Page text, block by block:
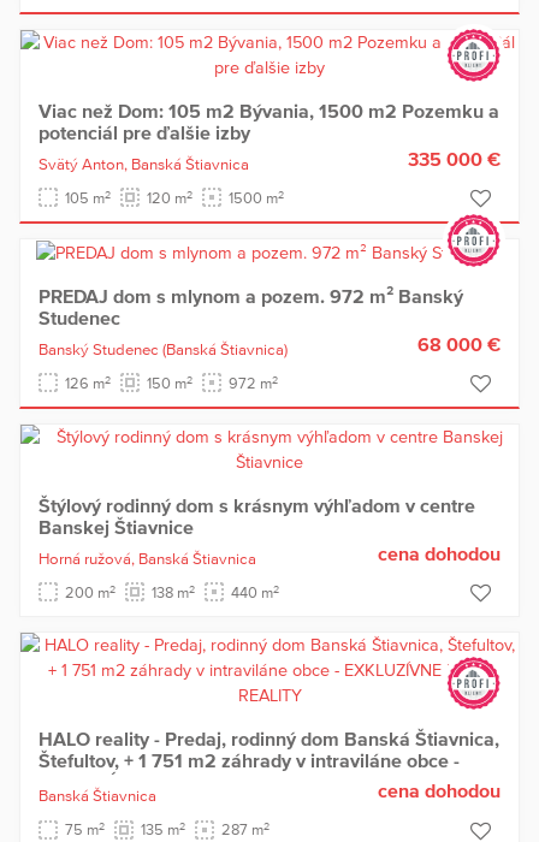
Viac než Dom: 105 m2 Bývania, 1500 m2 Pozemku a
potenciál pre ďalšie izby
Svätý Anton, Banská Štiavnica
105 m2 120 m2 1500 m2
335 000 €
PREDAJ dom s mlynom a pozem. 972 m² Banský
Studenec
Banský Studenec (Banská Štiavnica)
126 m2 150 m2 972 m2
68 000 €
Štýlový rodinný dom s krásnym výhľadom v centre
Banskej Štiavnice
Horná ružová, Banská Štiavnica
200 m2 138 m2 440 m2
cena dohodou
HALO reality - Predaj, rodinný dom Banská Štiavnica,
Štefultov, + 1 751 m2 záhrady v intraviláne obce -
EXKLUZÍVNE HALO REALITY
Banská Štiavnica
75 m2 135 m2 287 m2
cena dohodou